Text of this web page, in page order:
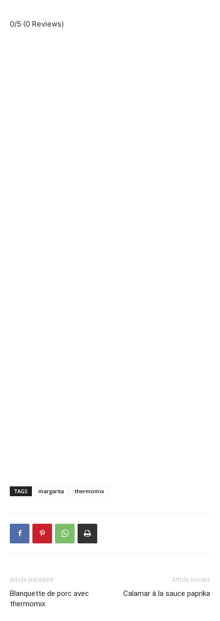
0/5 (0 Reviews)
TAGS margarita thermomix
Article précédent
Blanquette de porc avec
thermomix
Article suivant
Calamar à la sauce paprika